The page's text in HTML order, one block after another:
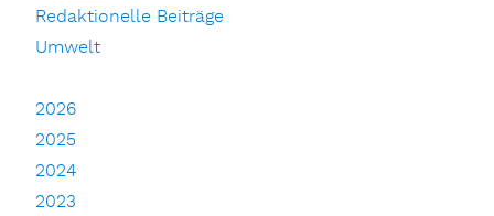
Redaktionelle Beiträge
Umwelt
2026
2025
2024
2023